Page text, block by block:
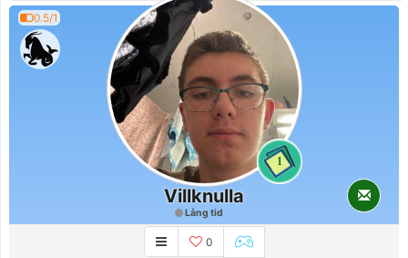
0.5/1
1
Villknulla
Lång tid
0